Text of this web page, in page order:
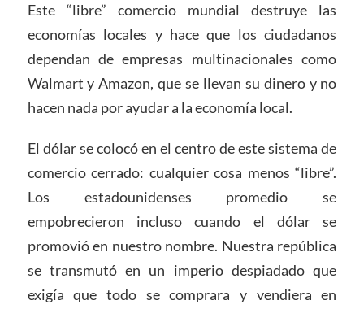
Este “libre” comercio mundial destruye las
economías locales y hace que los ciudadanos
dependan de empresas multinacionales como
Walmart y Amazon, que se llevan su dinero y no
hacen nada por ayudar a la economía local.
El dólar se colocó en el centro de este sistema de
comercio cerrado: cualquier cosa menos “libre”.
Los estadounidenses promedio se
empobrecieron incluso cuando el dólar se
promovió en nuestro nombre. Nuestra república
se transmutó en un imperio despiadado que
exigía que todo se comprara y vendiera en